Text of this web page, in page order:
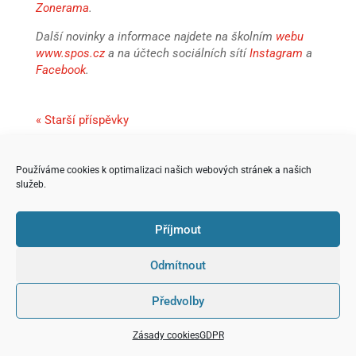
Používáme cookies k optimalizaci našich webových stránek a našich
služeb.
Příjmout
Odmítnout
Předvolby
Zásady cookiesGDPR
Zonerama.
Další novinky a informace najdete na školním webu
www.spos.cza na účtech sociálních sítíInstagram a
Facebook.
« Starší příspěvky